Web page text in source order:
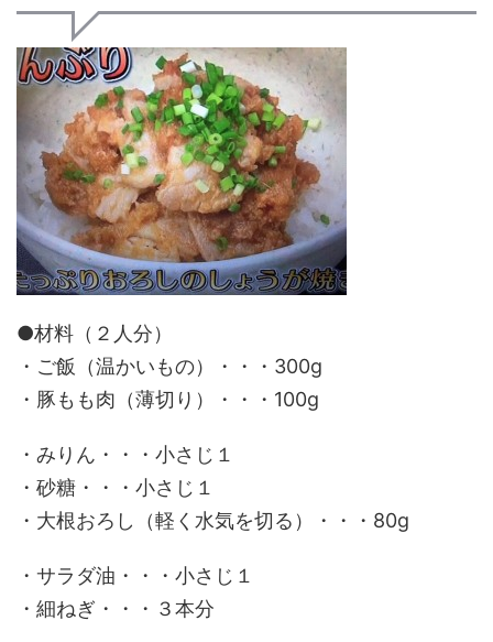
●材料（２人分）
・ご飯（温かいもの）・・・300g
・豚もも肉（薄切り）・・・100g
・みりん・・・小さじ１
・砂糖・・・小さじ１
・大根おろし（軽く水気を切る）・・・80g
・サラダ油・・・小さじ１
・細ねぎ・・・３本分